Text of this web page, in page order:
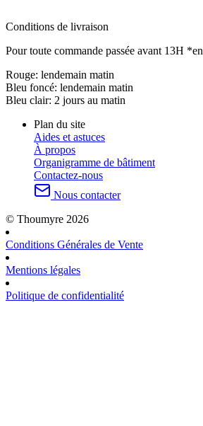
Conditions de livraison
Pour toute commande passée avant 13H
Rouge: lendemain matin
Bleu foncé: lendemain matin
Bleu clair: 2 jours au matin
Plan du site
Aides et astuces
À propos
Organigramme de bâtiment
Contactez-nous
Nous contacter
© Thoumyre 2026
Conditions Générales de Vente
Mentions légales
Politique de confidentialité